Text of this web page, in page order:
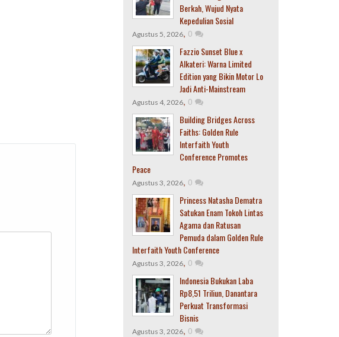
Berkah, Wujud Nyata
Kepedulian Sosial
Agustus 5, 2026, 0
Fazzio Sunset Blue x
Alkateri: Warna Limited
Edition yang Bikin Motor Lo
Jadi Anti-Mainstream
Agustus 4, 2026, 0
Building Bridges Across
Faiths: Golden Rule
Interfaith Youth
Conference Promotes
Peace
Agustus 3, 2026, 0
Princess Natasha Dematra
Satukan Enam Tokoh Lintas
Agama dan Ratusan
Pemuda dalam Golden Rule
Interfaith Youth Conference
Agustus 3, 2026, 0
Indonesia Bukukan Laba
Rp8,51 Triliun, Danantara
Perkuat Transformasi
Bisnis
Agustus 3, 2026, 0